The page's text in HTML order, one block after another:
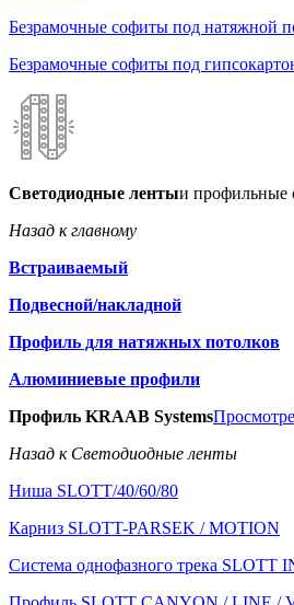
Безрамочные софиты под натяжной
Безрамочные софиты под
Светодиодные лентыи профильные
Назад к главному
Встраиваемый
Подвесной/накладной
Профиль для натяжных потолков
Алюминиевые профили
Профиль KRAAB Systems
Назад к Светодиодные ленты
Ниша SLOTT/40/60/80
Карниз SLOTT-PARSEK / MOTION
Система однофазного трека SLOTT